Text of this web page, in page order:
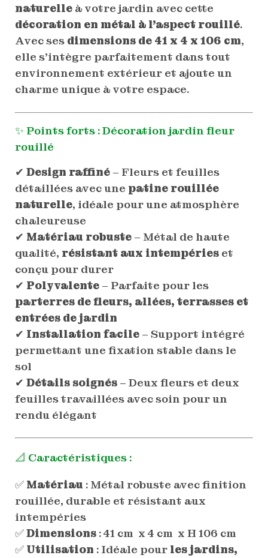
naturelleà votre jardin avec cette
décoration en métal à l’aspect rouillé.
Avec ses dimensions de 41 x 4 x 106 cm,
elle s’intègre parfaitement dans tout
environnement extérieur et ajoute un
charme unique à votre espace.
✨ Points forts : Décoration jardin fleur
rouillé
✔ Design raffiné– Fleurs et feuilles
détaillées avec une patine rouillée
naturelle, idéale pour une atmosphère
chaleureuse
✔ Matériau robuste– Métal de haute
qualité, résistant aux intempérieset
conçu pour durer
✔ Polyvalente– Parfaite pour les
parterres de fleurs, allées, terrasses et
entrées de jardin
✔ Installation facile– Support intégré
permettant une fixation stable dans le
sol
✔ Détails soignés– Deux fleurs et deux
feuilles travaillées avec soin pour un
rendu élégant
📐 Caractéristiques :
✅ Matériau : Métal robuste avec finition
rouillée, durable et résistant aux
intempéries
✅Dimensions: 41 cm x 4 cm x H 106 cm
✅ Utilisation : Idéale pour les jardins,